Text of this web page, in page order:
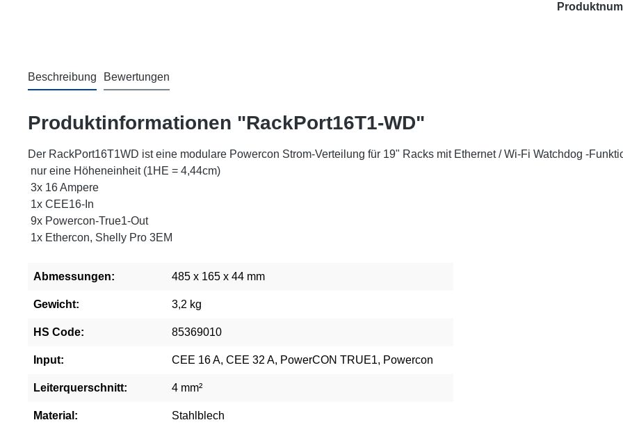
Beschreibung Bewertungen
Produktinformationen "RackPort16T1-WD"
Der RackPort16T1WD ist eine modulare Powercon Strom-Verteilung für 19" Racks mit Ethernet / Wi-Fi Watchdog -
nur eine Höheneinheit (1HE = 4,44cm)
3x 16 Ampere
1x CEE16-In
9x Powercon-True1-Out
1x Ethercon, Shelly Pro 3EM
Abmessungen: 485 x 165 x 44 mm
Gewicht: 3,2 kg
HS Code: 85369010
Input: CEE 16 A, CEE 32 A, PowerCON TRUE1, Powercon
Leiterquerschnitt: 4 mm²
Material: Stahlblech